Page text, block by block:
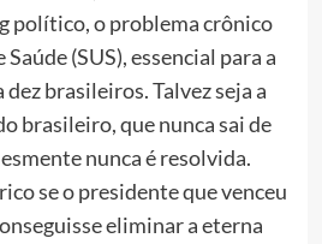
político, o problema crônico
(SUS), essencial para a
brasileiros. Talvez seja a
brasileiro, que nunca sai de
nunca é resolvida.
se o presidente que venceu
eliminar a eterna